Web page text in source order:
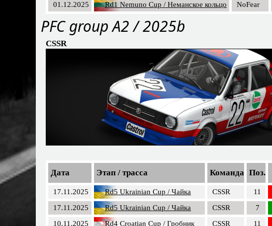
01.12.2025
Rd1 Nemuno Cup / Неманское кольцо NoFear
PFС group A2 / 2025b
CSSR
Дата Этап / трасса Команда Поз.
17.11.2025 Rd5 Ukrainian Cup / Чайка CSSR 11
17.11.2025
Rd5 Ukrainian Cup / Чайка CSSR 7
10.11.2025
Rd4 Croatian Cup / Гробник CSSR 11